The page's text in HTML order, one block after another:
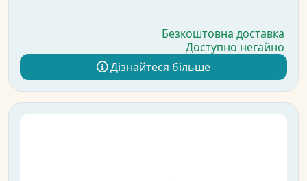
Безкоштовна доставка
Доступно негайно
Дізнайтеся більше